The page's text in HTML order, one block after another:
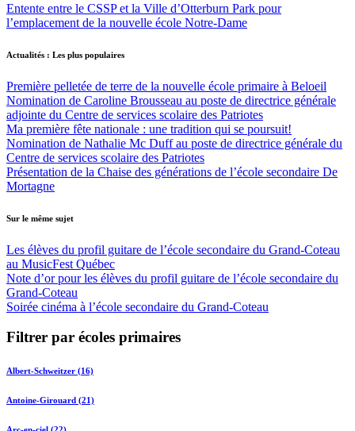
Entente entre le CSSP et la Ville d’Otterburn Park pour
l’emplacement de la nouvelle école Notre-Dame
Actualités : Les plus populaires
Première pelletée de terre de la nouvelle école primaire à Beloeil
Nomination de Caroline Brousseau au poste de directrice générale
adjointe du Centre de services scolaire des Patriotes
Ma première fête nationale : une tradition qui se poursuit!
Nomination de Nathalie Mc Duff au poste de directrice générale du
Centre de services scolaire des Patriotes
Présentation de la Chaise des générations de l’école secondaire De
Mortagne
Sur le même sujet
Les élèves du profil guitare de l’école secondaire du Grand-Coteau
au MusicFest Québec
Note d’or pour les élèves du profil guitare de l’école secondaire du
Grand-Coteau
Soirée cinéma à l’école secondaire du Grand-Coteau
Filtrer par écoles primaires
Albert-Schweitzer (16)
Antoine-Girouard (21)